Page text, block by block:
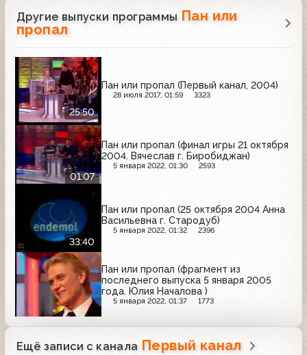
Другие выпуски программы Пан или
пропал
25:50
Пан или пропал (Первый канал, 2004)
28 июля 2017, 01:59 3323
01:07
Пан или пропал (финал игры 21 октября
2004. Вячеслав г. Биробиджан)
5 января 2022, 01:30 2593
33:40
Пан или пропал (25 октября 2004 Анна
Васильевна г. Стародуб)
5 января 2022, 01:32 2396
Пан или пропал (фрагмент из
последнего выпуска 5 января 2005
года. Юлия Началова )
5 января 2022, 01:37 1773
Ещё записи с канала Первый канал